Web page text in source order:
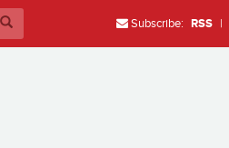
Subscribe: RSS |